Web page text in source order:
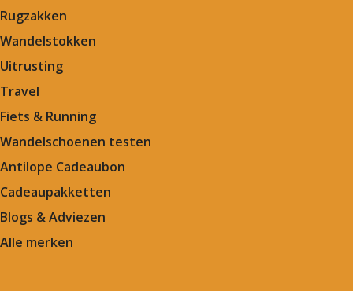
Rugzakken
Wandelstokken
Uitrusting
Travel
Fiets & Running
Wandelschoenen testen
Antilope Cadeaubon
Cadeaupakketten
Blogs & Adviezen
Alle merken